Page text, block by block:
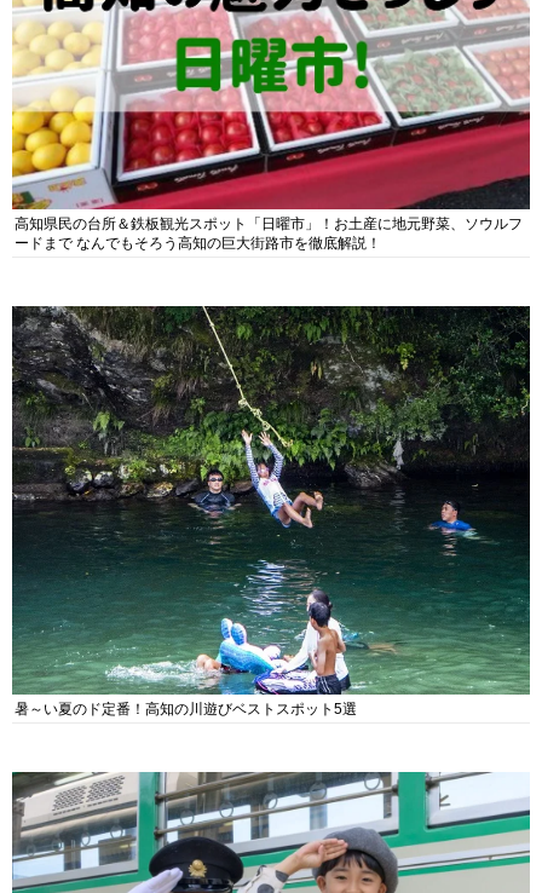
高知県民の台所＆鉄板観光スポット「日曜市」！お土産に地元野菜、ソウルフ
ードまで なんでもそろう高知の巨大街路市を徹底解説！
暑～い夏のド定番！高知の川遊びベストスポット5選